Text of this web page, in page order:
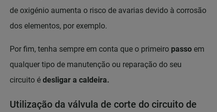
de oxigénio aumenta o risco de avarias devido à corrosão
dos elementos, por exemplo.
Por fim, tenha sempre em conta que o primeiro passo em
qualquer tipo de manutenção ou reparação do seu
circuito é desligar a caldeira.
Utilização da válvula de corte do circuito de